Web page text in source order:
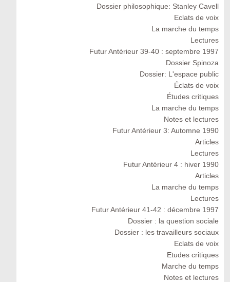
Dossier philosophique: Stanley Cavell
Eclats de voix
La marche du temps
Lectures
Futur Antérieur 39-40 : septembre 1997
Dossier Spinoza
Dossier: L'espace public
Éclats de voix
Études critiques
La marche du temps
Notes et lectures
Futur Antérieur 3: Automne 1990
Articles
Lectures
Futur Antérieur 4 : hiver 1990
Articles
La marche du temps
Lectures
Futur Antérieur 41-42 : décembre 1997
Dossier : la question sociale
Dossier : les travailleurs sociaux
Eclats de voix
Etudes critiques
Marche du temps
Notes et lectures